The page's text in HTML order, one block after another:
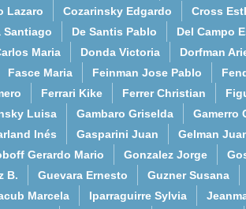
Lazaro Cozarinsky Edgardo Cross
Santiago De Santis Pablo Del Campo
Maria Donda Victoria Dorfman
Fasce Maria Feinman Jose Pablo
Ferrari Kike Ferrer Christian
Luisa Gambaro Griselda Gamerro
Inés Gasparini Juan Gelman
Gerardo Mario Gonzalez Jorge
B.
Guevara Ernesto Guzner Susana
Marcela Iparraguirre Sylvia